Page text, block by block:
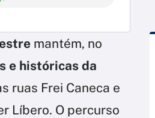
mantém, no
e históricas da
ruas Frei Caneca e
Líbero. O percurso